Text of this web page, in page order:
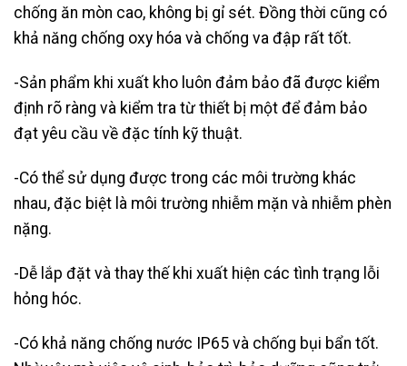
chống ăn mòn cao, không bị gỉ sét. Đồng thời cũng có
khả năng chống oxy hóa và chống va đập rất tốt.
-Sản phẩm khi xuất kho luôn đảm bảo đã được kiểm
định rõ ràng và kiểm tra từ thiết bị một để đảm bảo
đạt yêu cầu về đặc tính kỹ thuật.
-Có thể sử dụng được trong các môi trường khác
nhau, đặc biệt là môi trường nhiễm mặn và nhiễm phèn
nặng.
-Dễ lắp đặt và thay thế khi xuất hiện các tình trạng lỗi
hỏng hóc.
-Có khả năng chống nước IP65 và chống bụi bẩn tốt.